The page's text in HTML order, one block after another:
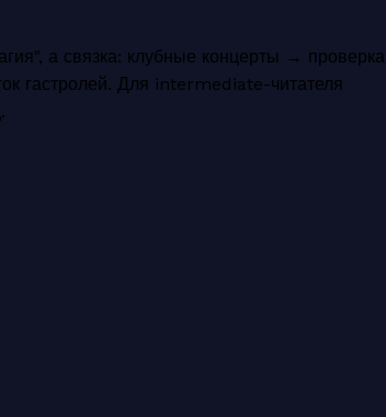
а связка: клубные концерты → проверка
гастролей. Для intermediate-читателя